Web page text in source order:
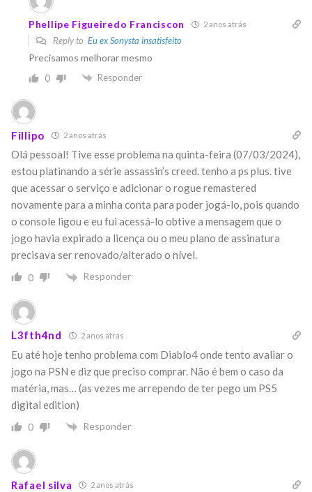
Phellipe Figueiredo Franciscon 2 anos atrás
Reply to Eu ex Sonysta insatisfeito
Precisamos melhorar mesmo
0 Responder
Fillipo 2 anos atrás
Olá pessoal! Tive esse problema na quinta-feira (07/03/2024),
estou platinando a série assassin’s creed. tenho a ps plus. tive
que acessar o serviço e adicionar o rogue remastered
novamente para a minha conta para poder jogá-lo, pois quando
o console ligou e eu fui acessá-lo obtive a mensagem que o
jogo havia expirado a licença ou o meu plano de assinatura
precisava ser renovado/alterado o nível.
0 Responder
L3fth4nd 2 anos atrás
Eu até hoje tenho problema com Diablo4 onde tento avaliar o
jogo na PSN e diz que preciso comprar. Não é bem o caso da
matéria, mas… (as vezes me arrependo de ter pego um PS5
digital edition)
0 Responder
Rafael silva 2 anos atrás